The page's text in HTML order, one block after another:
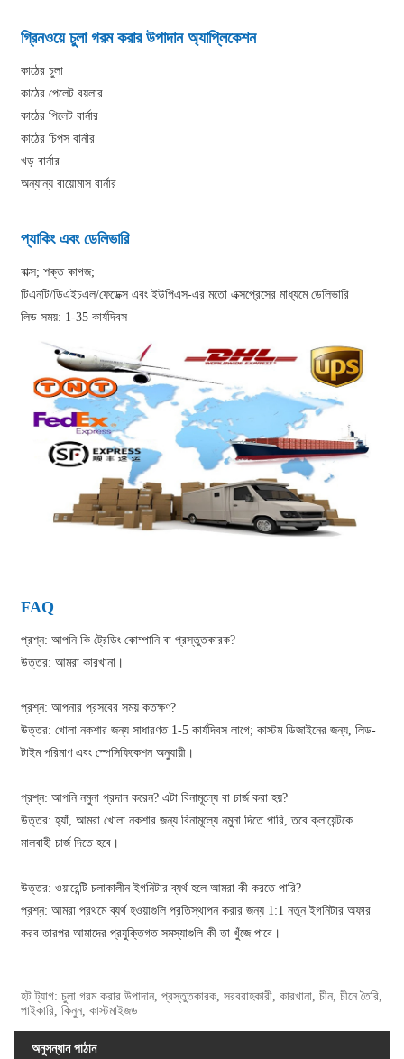
গ্রিনওয়ে চুলা গরম করার উপাদান অ্যাপ্লিকেশন
কাঠের চুলা
কাঠের পেলেট বয়লার
কাঠের পিলেট বার্নার
কাঠের চিপস বার্নার
খড় বার্নার
অন্যান্য বায়োমাস বার্নার
প্যাকিং এবং ডেলিভারি
বাক্স; শক্ত কাগজ;
টিএনটি/ডিএইচএল/ফেডেক্স এবং ইউপিএস-এর মতো এক্সপ্রেসের মাধ্যমে ডেলিভারি
লিড সময়: 1-35 কার্যদিবস
FAQ
প্রশ্ন: আপনি কি ট্রেডিং কোম্পানি বা প্রস্তুতকারক?
উত্তর: আমরা কারখানা।
প্রশ্ন: আপনার প্রসবের সময় কতক্ষণ?
উত্তর: খোলা নকশার জন্য সাধারণত 1-5 কার্যদিবস লাগে; কাস্টম ডিজাইনের জন্য, লিড-
টাইম পরিমাণ এবং স্পেসিফিকেশন অনুযায়ী।
প্রশ্ন: আপনি নমুনা প্রদান করেন? এটা বিনামূল্যে বা চার্জ করা হয়?
উত্তর: হ্যাঁ, আমরা খোলা নকশার জন্য বিনামূল্যে নমুনা দিতে পারি, তবে ক্লায়েন্টকে
মালবাহী চার্জ দিতে হবে।
উত্তর: ওয়ারেন্টি চলাকালীন ইগনিটার ব্যর্থ হলে আমরা কী করতে পারি?
প্রশ্ন: আমরা প্রথমে ব্যর্থ হওয়াগুলি প্রতিস্থাপন করার জন্য 1:1 নতুন ইগনিটার অফার
করব তারপর আমাদের প্রযুক্তিগত সমস্যাগুলি কী তা খুঁজে পাবে।
হট ট্যাগ: চুলা গরম করার উপাদান, প্রস্তুতকারক, সরবরাহকারী, কারখানা, চীন, চীনে তৈরি,
পাইকারি, কিনুন, কাস্টমাইজড
অনুসন্ধান পাঠান